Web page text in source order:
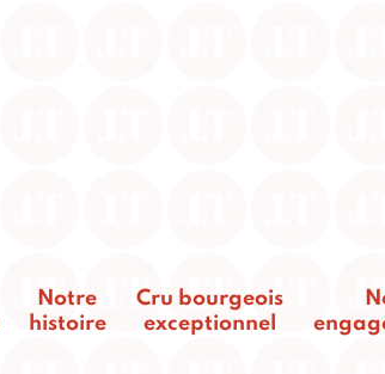
Notre
histoire
Cru bourgeois
exceptionnel